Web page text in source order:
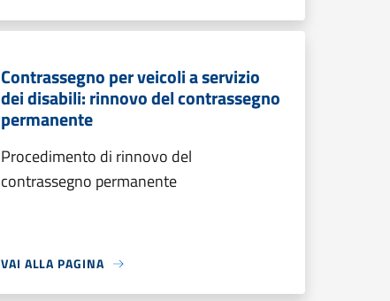
Contrassegno per veicoli a servizio
dei disabili: rinnovo del contrassegno
permanente
Procedimento di rinnovo del
contrassegno permanente
VAI ALLA PAGINA